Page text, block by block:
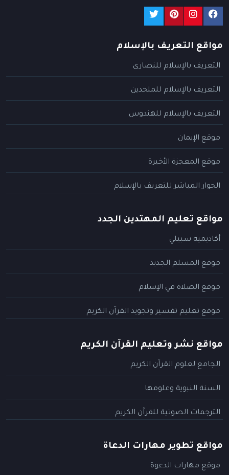
مواقع التعريف بالإسلام
التعريف بالإسلام للنصارى
التعريف بالإسلام للملحدين
التعريف بالإسلام للهندوس
موقع الإيمان
موقع المعجزة الأخيرة
الحوار المباشر للتعريف بالإسلام
مواقع تعليم المهتدين الجدد
أكاديمية سبيلي
موقع المسلم الجديد
موقع الصلاة في الإسلام
موقع تعليم تفسير وتجويد القرآن الكريم
مواقع نشر وتعليم القرآن الكريم
الجامع لعلوم القرآن الكريم
السنة النبوية وعلومها
الترجمات الصوتية للقرآن الكريم
مواقع تطوير مهارات الدعاة
موقع مهارات الدعوة